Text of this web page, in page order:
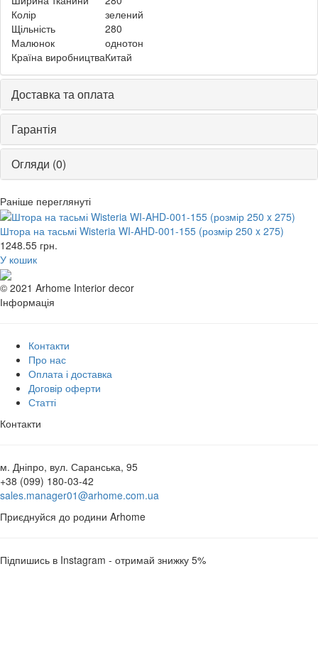
Колір
зелений
Щільність
280
Малюнок
однотон
Країна виробництваКитай
Доставка та оплата
Гарантія
Огляди (0)
Раніше переглянуті
Штора на тасьмі Wisteria WI-AHD-001-155 (розмір 250 x 275)
1248.55 грн.
У кошик
© 2021 Arhome Interior decor
Інформація
Контакти
Про нас
Оплата і доставка
Договір оферти
Статті
Контакти
м. Дніпро, вул. Саранська, 95
+38 (099) 180-03-42
sales.manager01@arhome.com.ua
Приєднуйся до родини Arhome
Підпишись в Instagram - отримай знижку 5%